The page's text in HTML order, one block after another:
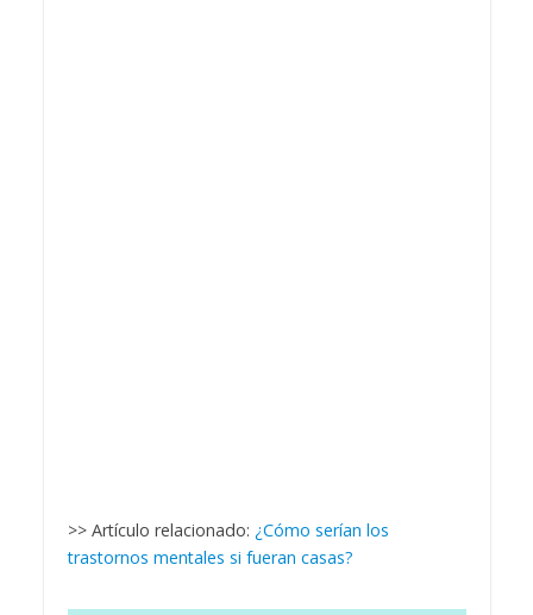
>> Artículo relacionado: ¿Cómo serían los
trastornos mentales si fueran casas?